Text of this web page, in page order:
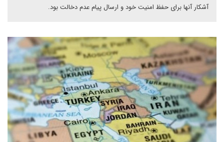
آشکار آنها برای حفظ امنیت خود و ارسال پیام عدم دخالت بود.